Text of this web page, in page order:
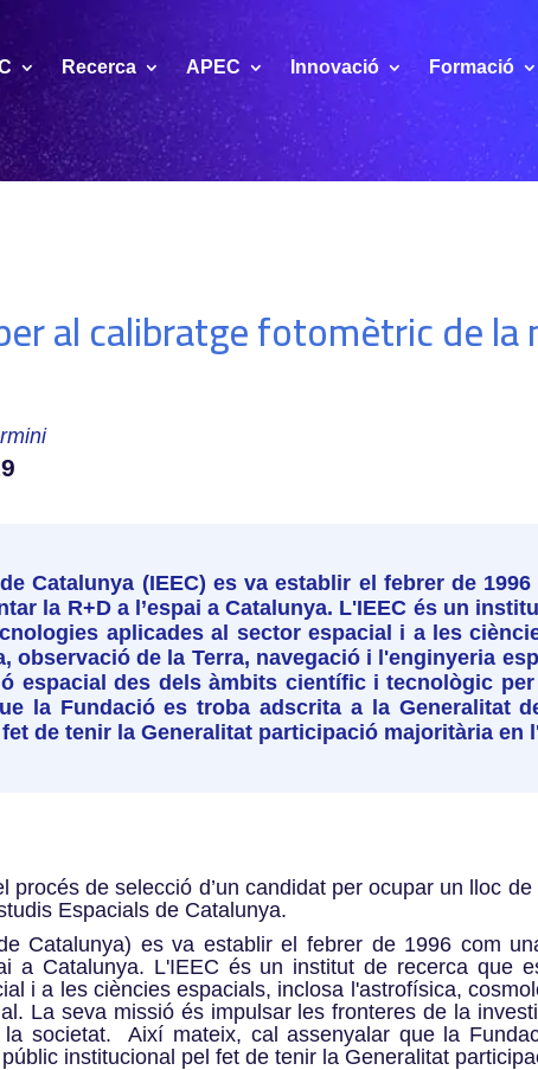
Recerca APEC Innovació Formació
al calibratge fotomètric de
Catalunya (IEEC) es va establir el febrer de
la R+D a l’espai a Catalunya. L'IEEC és un
aplicades al sector espacial i a les
observació de la Terra, navegació i l'enginyeria
espacial des dels àmbits científic i tecnològic
la Fundació es troba adscrita a la Generalitat
de tenir la Generalitat participació majoritària en
procés de selecció d’un candidat per ocupar un lloc
Espacials de Catalunya.
Catalunya) es va establir el febrer de 1996 com
a Catalunya. L'IEEC és un institut de recerca que
i a les ciències espacials, inclosa l'astrofísica,
La seva missió és impulsar les fronteres de la
societat. Així mateix, cal assenyalar que la
institucional pel fet de tenir la Generalitat